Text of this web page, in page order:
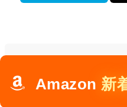
Amazon 新